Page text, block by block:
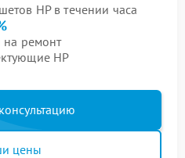
HP в течении часа
на ремонт
HP
цены